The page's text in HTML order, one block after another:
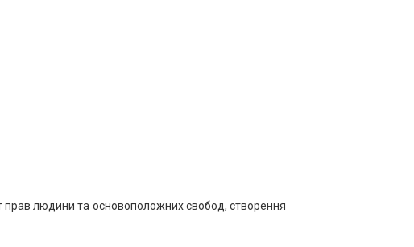
прав людини та основоположних свобод, створення